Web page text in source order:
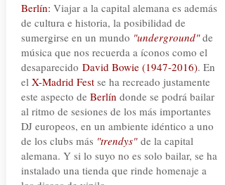
Berlín: Viajar a la capital alemana es además
de cultura e historia, la posibilidad de
sumergirse en un mundo "underground"de
música que nos recuerda a íconos como el
desaparecido David Bowie (1947-2016). En
el X-Madrid Festse ha recreado justamente
este aspecto de Berlín donde se podrá bailar
al ritmo de sesiones de los más importantes
DJ europeos, en un ambiente idéntico a uno
de los clubs más "trendys"de la capital
alemana. Y si lo suyo no es solo bailar, se ha
instalado una tienda que rinde homenaje a